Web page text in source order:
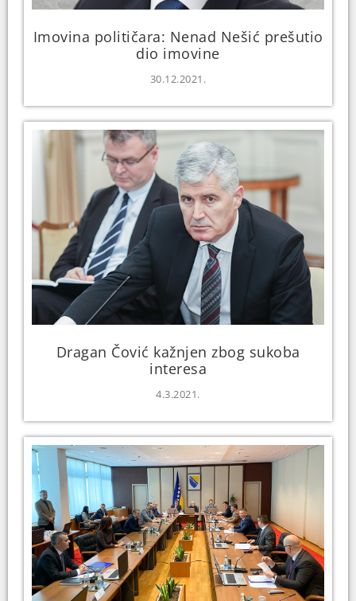
Imovina političara: Nenad Nešić prešutio
dio imovine
30.12.2021.
Dragan Čović kažnjen zbog sukoba
interesa
4.3.2021.